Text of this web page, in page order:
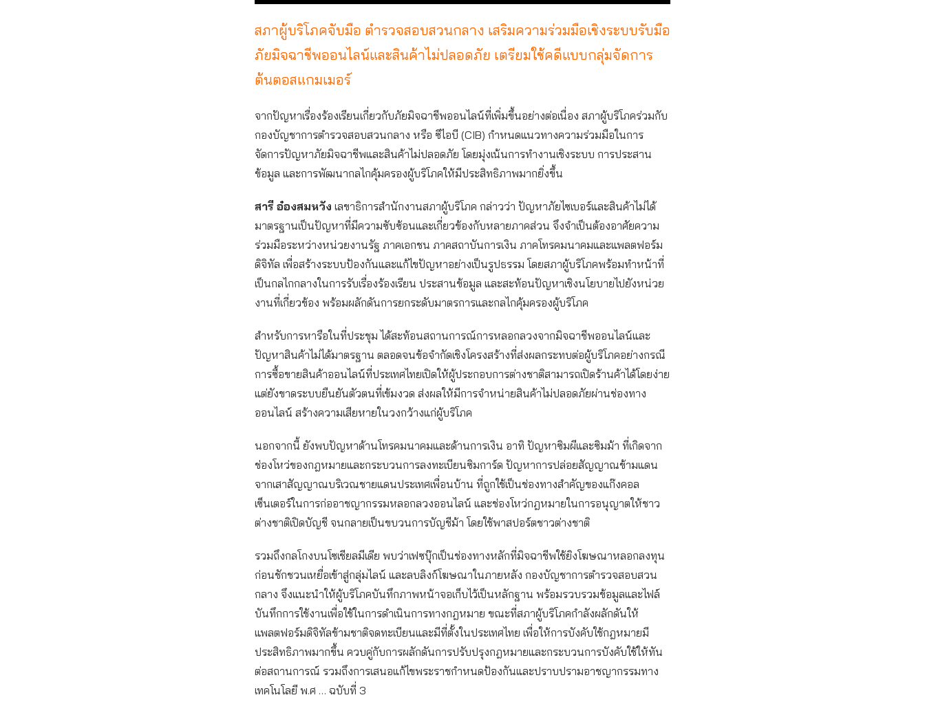
สภาผู้บริโภคจับมือ ตำรวจสอบสวนกลาง เสริมความร่วมมือเชิงระบบรับมือ
ภัยมิจฉาชีพออนไลน์และสินค้าไม่ปลอดภัย เตรียมใช้คดีแบบกลุ่มจัดการ
ต้นตอสแกมเมอร์
จากปัญหาเรื่องร้องเรียนเกี่ยวกับภัยมิจฉาชีพออนไลน์ที่เพิ่มขึ้นอย่างต่อเนื่อง สภาผู้บริโภคร่วมกับ
กองบัญชาการตำรวจสอบสวนกลาง หรือ ซีไอบี (CIB) กำหนดแนวทางความร่วมมือในการ
จัดการปัญหาภัยมิจฉาชีพและสินค้าไม่ปลอดภัย โดยมุ่งเน้นการทำงานเชิงระบบ การประสาน
ข้อมูล และการพัฒนากลไกคุ้มครองผู้บริโภคให้มีประสิทธิภาพมากยิ่งขึ้น
สารี อ๋องสมหวัง เลขาธิการสำนักงานสภาผู้บริโภค กล่าวว่า ปัญหาภัยไซเบอร์และสินค้าไม่ได้
มาตรฐานเป็นปัญหาที่มีความซับซ้อนและเกี่ยวข้องกับหลายภาคส่วน จึงจำเป็นต้องอาศัยความ
ร่วมมือระหว่างหน่วยงานรัฐ ภาคเอกชน ภาคสถาบันการเงิน ภาคโทรคมนาคมและแพลตฟอร์ม
ดิจิทัล เพื่อสร้างระบบป้องกันและแก้ไขปัญหาอย่างเป็นรูปธรรม โดยสภาผู้บริโภคพร้อมทำหน้าที่
เป็นกลไกกลางในการรับเรื่องร้องเรียน ประสานข้อมูล และสะท้อนปัญหาเชิงนโยบายไปยังหน่วย
งานที่เกี่ยวข้อง พร้อมผลักดันการยกระดับมาตรการและกลไกคุ้มครองผู้บริโภค
สำหรับการหารือในที่ประชุม ได้สะท้อนสถานการณ์การหลอกลวงจากมิจฉาชีพออนไลน์และ
ปัญหาสินค้าไม่ได้มาตรฐาน ตลอดจนข้อจำกัดเชิงโครงสร้างที่ส่งผลกระทบต่อผู้บริโภคอย่างกรณี
การซื้อขายสินค้าออนไลน์ที่ประเทศไทยเปิดให้ผู้ประกอบการต่างชาติสามารถเปิดร้านค้าได้โดยง่าย
แต่ยังขาดระบบยืนยันตัวตนที่เข้มงวด ส่งผลให้มีการจำหน่ายสินค้าไม่ปลอดภัยผ่านช่องทาง
ออนไลน์ สร้างความเสียหายในวงกว้างแก่ผู้บริโภค
นอกจากนี้ ยังพบปัญหาด้านโทรคมนาคมและด้านการเงิน อาทิ ปัญหาซิมผีและซิมม้า ที่เกิดจาก
ช่องโหว่ของกฎหมายและกระบวนการลงทะเบียนซิมการ์ด ปัญหาการปล่อยสัญญาณข้ามแดน
จากเสาสัญญาณบริเวณชายแดนประเทศเพื่อนบ้าน ที่ถูกใช้เป็นช่องทางสำคัญของแก๊งคอล
เซ็นเตอร์ในการก่ออาชญากรรมหลอกลวงออนไลน์ และช่องโหว่กฎหมายในการอนุญาตให้ชาว
ต่างชาติเปิดบัญชี จนกลายเป็นขบวนการบัญชีม้า โดยใช้พาสปอร์ตชาวต่างชาติ
รวมถึงกลโกงบนโซเชียลมีเดีย พบว่าเฟซบุ๊กเป็นช่องทางหลักที่มิจฉาชีพใช้ยิงโฆษณาหลอกลงทุน
ก่อนชักชวนเหยื่อเข้าสู่กลุ่มไลน์ และลบลิงก์โฆษณาในภายหลัง กองบัญชาการตำรวจสอบสวน
กลาง จึงแนะนำให้ผู้บริโภคบันทึกภาพหน้าจอเก็บไว้เป็นหลักฐาน พร้อมรวบรวมข้อมูลและไฟล์
บันทึกการใช้งานเพื่อใช้ในการดำเนินการทางกฎหมาย ขณะที่สภาผู้บริโภคกำลังผลักดันให้
แพลตฟอร์มดิจิทัลข้ามชาติจดทะเบียนและมีที่ตั้งในประเทศไทย เพื่อให้การบังคับใช้กฎหมายมี
ประสิทธิภาพมากขึ้น ควบคู่กับการผลักดันการปรับปรุงกฎหมายและกระบวนการบังคับใช้ให้ทัน
ต่อสถานการณ์ รวมถึงการเสนอแก้ไขพระราชกำหนดป้องกันและปราบปรามอาชญากรรมทาง
เทคโนโลยี พ.ศ … ฉบับที่ 3